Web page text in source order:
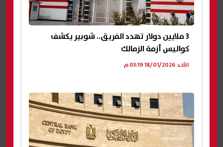
3 ملايين دولار تهدد الفريق.. شوبير يكشف
كواليس أزمة الزمالك
الأحد 18/01/2026 03:19 م